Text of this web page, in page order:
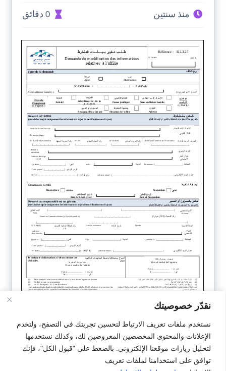
نقدّر خصوصيتك
نستخدم ملفات تعريف الارتباط لتحسين تجربتك في التصفح، ولتخدم
الإعلانات والمحتوى المخصصين المعروضين لك، وكذلك نستخدمها
لتحليل زيارات موقعنا الإلكتروني. بالضغط على "قبول الكل"، فإنك
توافق على استخدامنا لملفات تعريف
منذ سنتين 0 دقائق
تحميل النمودج
#Modele #استمارات خاصة بالمشغلين